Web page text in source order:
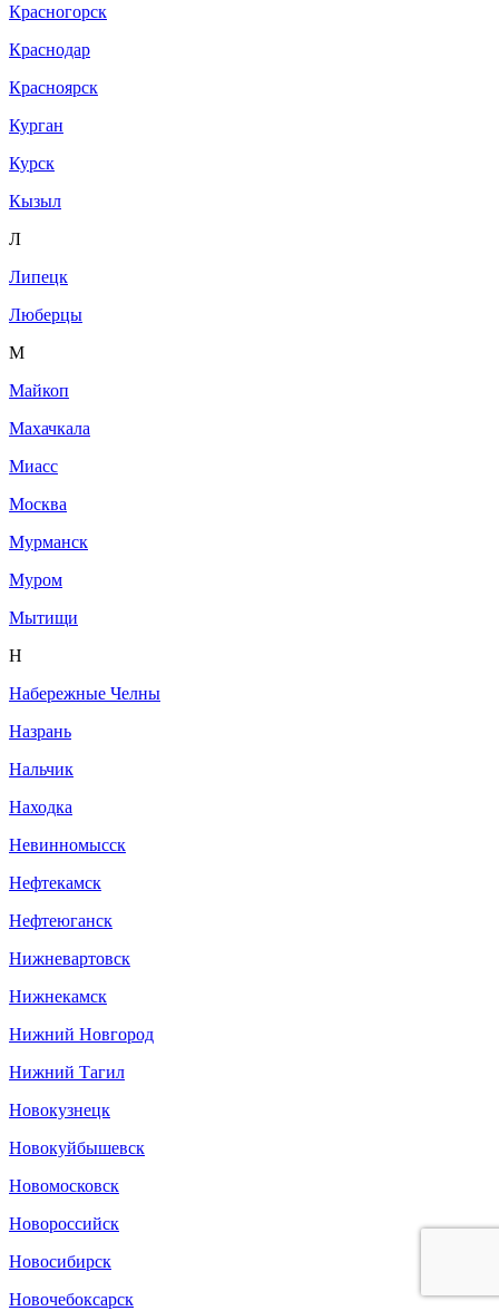
Красногорск
Краснодар
Красноярск
Курган
Курск
Кызыл
Л
Липецк
Люберцы
М
Майкоп
Махачкала
Миасс
Москва
Мурманск
Муром
Мытищи
Н
Набережные Челны
Назрань
Нальчик
Находка
Невинномысск
Нефтекамск
Нефтеюганск
Нижневартовск
Нижнекамск
Нижний Новгород
Нижний Тагил
Новокузнецк
Новокуйбышевск
Новомосковск
Новороссийск
Новосибирск
Новочебоксарск